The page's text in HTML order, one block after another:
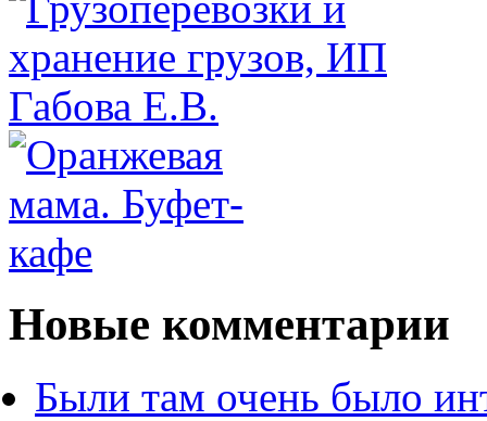
Новые комментарии
Были там очень было